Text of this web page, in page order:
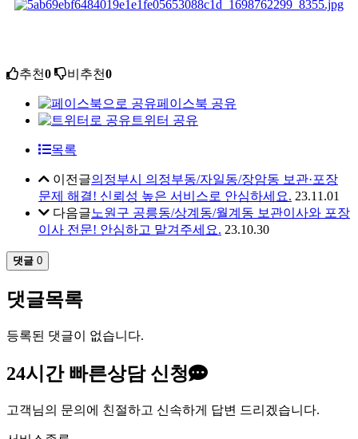
추천0 비추천0
페이스북 공유
트위터 공유
목록
이전글의정부시 의정부동/자일동/장암동 보관·포장
문제 해결! 신뢰성 높은 서비스로 안심하세요. 23.11.01
다음글노원구 공릉동/상계동/월계동 보관이사와 포장
이사 전문! 안심하고 맡겨주세요. 23.10.30
댓글 0
댓글목록
등록된 댓글이 없습니다.
24시간빠른상담 신청
고객님의 문의에 친절하고 신속하게 답변 드리겠습니다.